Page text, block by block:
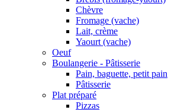
Chèvre
Fromage (vache)
Lait, crème
Yaourt (vache)
Oeuf
Boulangerie - Pâtisserie
Pain, baguette, petit pain
Pâtisserie
Plat préparé
Pizzas